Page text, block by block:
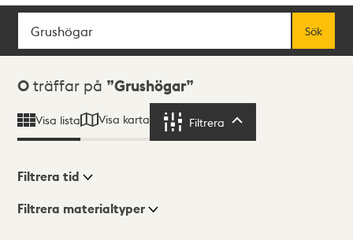
Sök
Sök
Sökresultat
0 träffar på Grushögar
Visa lista Visa karta Filtrera
Visningsläge
Filtrera tid
Filtrera materialtyper